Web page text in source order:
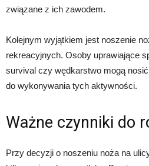
związane z ich zawodem.
Kolejnym wyjątkiem jest noszenie
rekreacyjnych. Osoby uprawiające
survival czy wędkarstwo mogą
do wykonywania tych aktywności.
Ważne czynniki do
Przy decyzji o noszeniu noża na